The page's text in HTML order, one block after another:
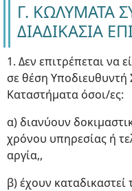
Γ. ΚΩΛΥΜΑΤΑ
ΔΙΑΔΙΚΑΣΙΑ
1. Δεν επιτρέπεται να
σε θέση
Καταστήματα όσοι/ες:
α) διανύουν
χρόνου υπηρεσίας ή
αργία,,
β) έχουν